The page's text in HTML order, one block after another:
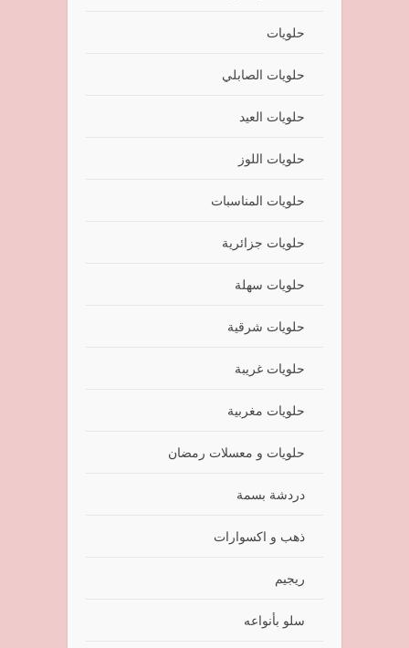
حلويات
حلويات الصابلي
حلويات العيد
حلويات اللوز
حلويات المناسبات
حلويات جزائرية
حلويات سهلة
حلويات شرقية
حلويات غريبة
حلويات مغربية
حلويات و معسلات رمضان
دردشة بسمة
ذهب و اكسوارات
ريجيم
سلو بأنواعه